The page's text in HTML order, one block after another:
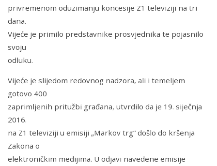
privremenom oduzimanju koncesije Z1 televiziji na tri
dana.
Vijeće je primilo predstavnike prosvjednika te pojasnilo
svoju
odluku.
Vijeće je slijedom redovnog nadzora, ali i temeljem
gotovo 400
zaprimljenih pritužbi građana, utvrdilo da je 19. siječnja
2016.
na Z1 televiziji u emisiji „Markov trg“ došlo do kršenja
Zakona o
elektroničkim medijima. U odjavi navedene emisije